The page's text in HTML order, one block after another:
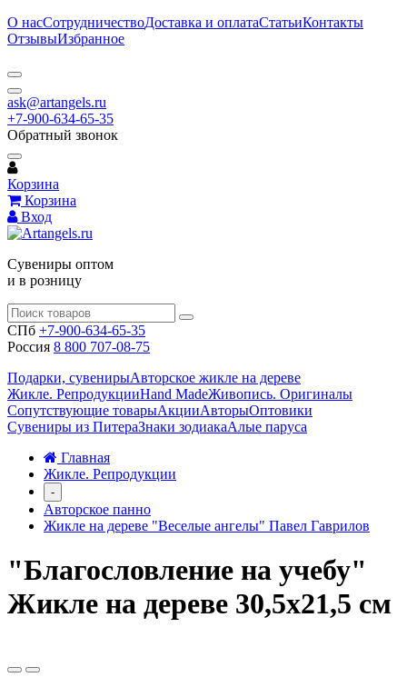
О насСотрудничествоДоставка и оплатаСтатьиКонтакты
ОтзывыИзбранное
ask@artangels.ru
+7-900-634-65-35
Обратный звонок
Корзина
Корзина
Вход
Сувениры оптом
и в розницу
СПб +7-900-634-65-35
Россия 8 800 707-08-75
Подарки, сувенирыАвторское жикле на дереве
Жикле. РепродукцииHand MadeЖивопись. Оригиналы
Сопутствующие товарыАкцииАвторыОптовики
Сувениры из ПитераЗнаки зодиакаАлые паруса
Главная
Жикле. Репродукции
-
Авторское панно
Жикле на дереве "Веселые ангелы" Павел Гаврилов
"Благословление на учебу"
Жикле на дереве 30,5х21,5 см